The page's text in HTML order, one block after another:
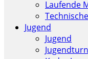
Laufende
Jugend
Jugend